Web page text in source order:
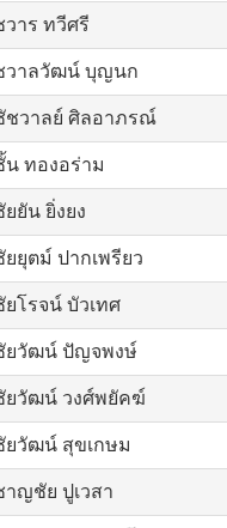
วาร ทวีศรี
วาลวัฒน์ บุญนก
ชวาลย์ ศิลอาภรณ์
น ทองอร่าม
ยัน ยิ่งยง
ยุตม์ ปากเพรียว
โรจน์ บัวเทศ
ยวัฒน์ ปัญจพงษ์
ยวัฒน์ วงศ์พยัคฆ์
ยวัฒน์ สุขเกษม
าญชัย ปูเวสา